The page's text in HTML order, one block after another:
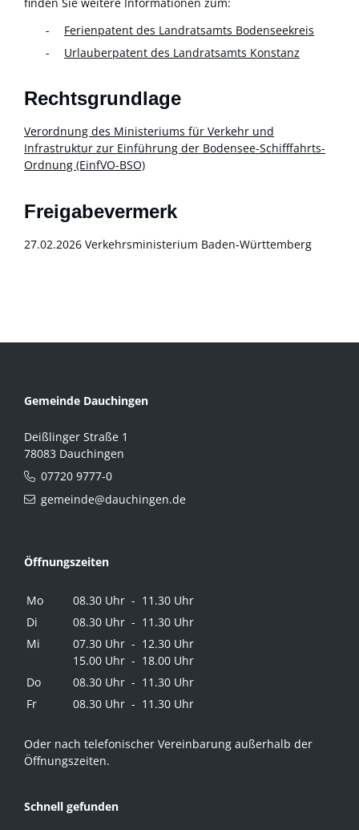
Ferienpatent des Landratsamts Bodenseekreis
Urlauberpatent des Landratsamts Konstanz
Rechtsgrundlage
Verordnung des Ministeriums für Verkehr und
Infrastruktur zur Einführung der Bodensee-Schifffahrts-
Ordnung (EinfVO-BSO)
Freigabevermerk
27.02.2026 Verkehrsministerium Baden-Württemberg
Gemeinde Dauchingen
Deißlinger Straße 1
78083 Dauchingen
07720 9777-0
gemeinde@dauchingen.de
Öffnungszeiten
Mo
08.30 Uhr - 11.30 Uhr
Di
08.30 Uhr - 11.30 Uhr
Mi
07.30 Uhr - 12.30 Uhr
15.00 Uhr - 18.00 Uhr
Do
08.30 Uhr - 11.30 Uhr
Fr
08.30 Uhr - 11.30 Uhr
Oder nach telefonischer Vereinbarung außerhalb der
Öffnungszeiten.
Schnell gefunden